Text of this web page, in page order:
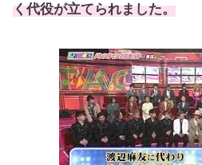
く代役が立てられました。